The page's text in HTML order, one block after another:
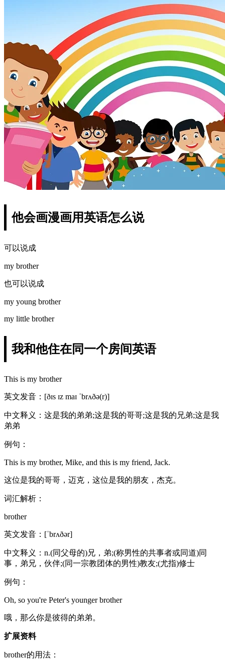
他会画漫画用英语怎么说
可以说成
my brother
也可以说成
my young brother
my little brother
我和他住在同一个房间英语
This is my brother
英文发音：[ðɪs ɪz maɪ ˈbrʌðə(r)]
中文释义：这是我的弟弟;这是我的哥哥;这是我的兄弟;这是我
弟弟
例句：
This is my brother, Mike, and this is my friend, Jack.
这位是我的哥哥，迈克，这位是我的朋友，杰克。
词汇解析：
brother
英文发音：[ˈbrʌðər]
中文释义：n.(同父母的)兄，弟;(称男性的共事者或同道)同
事，弟兄，伙伴;(同一宗教团体的男性)教友;(尤指)修士
例句：
Oh, so you're Peter's younger brother
哦，那么你是彼得的弟弟。
扩展资料
brother的用法：